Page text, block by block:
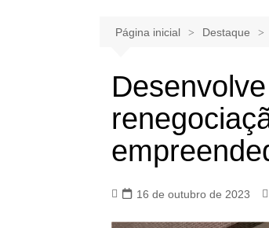
Página inicial Destaque
16 de outubro de 2023